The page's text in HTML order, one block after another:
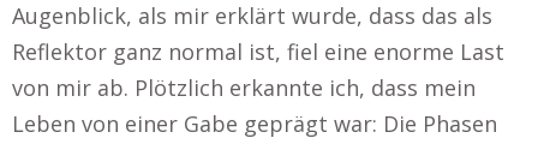
Augenblick, als mir erklärt wurde, dass das als
Reflektor ganz normal ist, fiel eine enorme Last
von mir ab. Plötzlich erkannte ich, dass mein
Leben von einer Gabe geprägt war: Die Phasen